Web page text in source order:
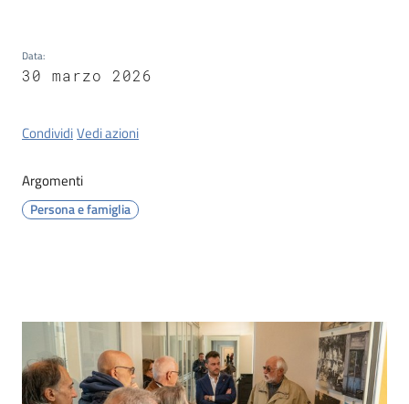
Tutti
argomenti
Data:
30 marzo 2026
CondividiVedi azioni
Argomenti
Persona e famiglia
Contenuto